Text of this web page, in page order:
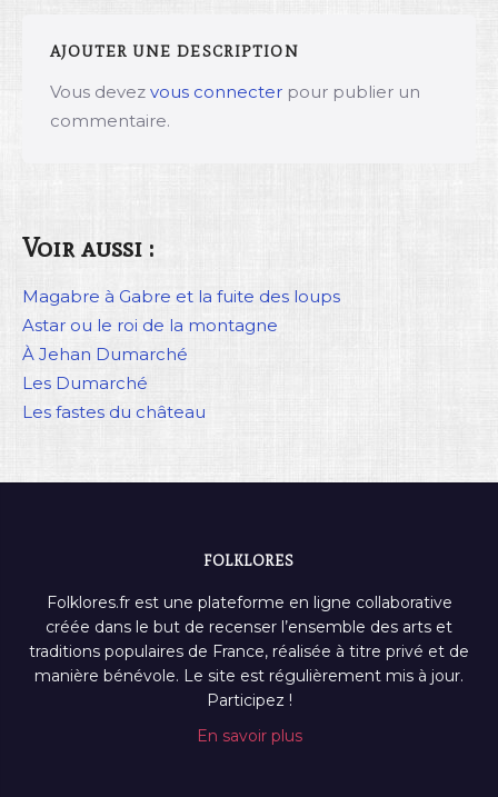
AJOUTER UNE DESCRIPTION
Vous devez vous connecter pour publier un
commentaire.
Voir aussi :
Magabre à Gabre et la fuite des loups
Astar ou le roi de la montagne
À Jehan Dumarché
Les Dumarché
Les fastes du château
FOLKLORES
Folklores.fr est une plateforme en ligne collaborative
créée dans le but de recenser l’ensemble des arts et
traditions populaires de France, réalisée à titre privé et de
manière bénévole. Le site est régulièrement mis à jour.
Participez !
En savoir plus